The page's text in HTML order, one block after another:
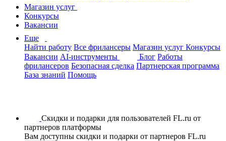
Магазин услуг
Конкурсы
Вакансии
Еще
Найти работу Все фрилансеры Магазин услуг Конкурсы
Вакансии AI-инструменты Блог Работы
фрилансеров Безопасная сделка Партнерская программа
База знаний Помощь
Скидки и подарки для пользователей FL.ru от
партнеров платформы
Вам доступны скидки и подарки от партнеров FL.ru